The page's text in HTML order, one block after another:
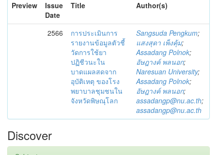
Preview
Issue
Date
Title Author(s)
2566
การประเมินการ
รายงานข้อมูลตัวชี้
วัดการใช้ยา
ปฏิชีวนะใน
บาดแผลสดจาก
อุบัติเหตุ ของโรง
พยาบาลชุมชนใน
จังหวัดพิษณุโลก
Sangsuda Pengkum;
แสงสุดา เพ็งคุ้ม;
Assadang Polnok;
อัษฎางค์ พลนอก;
Naresuan University;
Assadang Polnok;
อัษฎางค์ พลนอก;
assadangp@nu.ac.th;
assadangp@nu.ac.th
Discover